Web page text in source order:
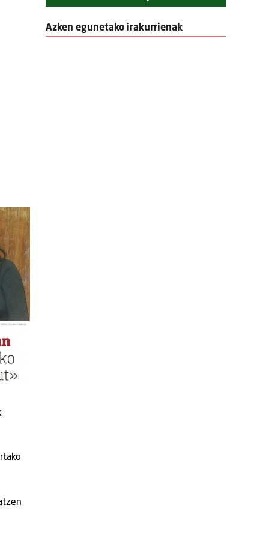
Azken egunetako irakurrienak